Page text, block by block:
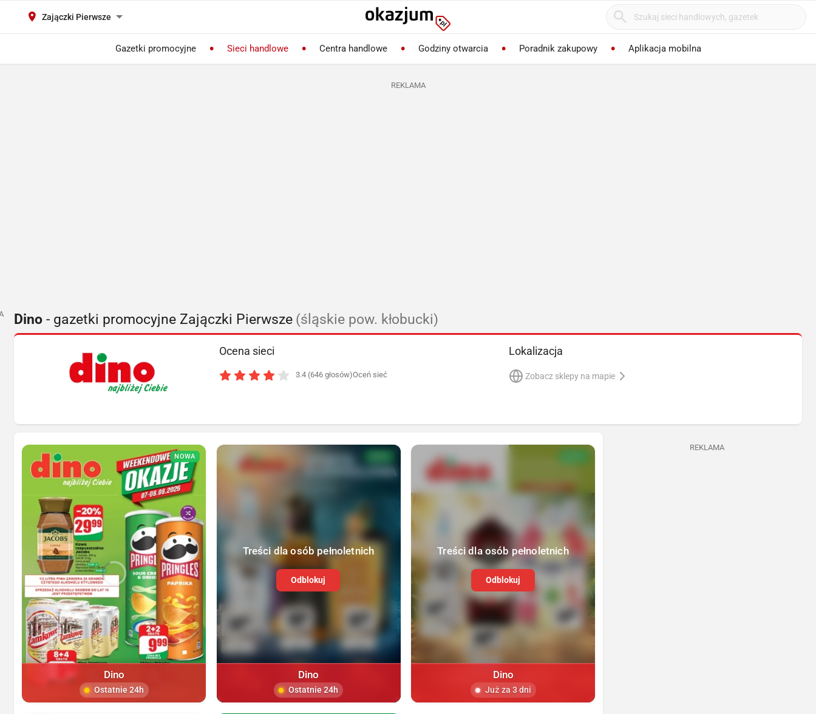
Zajączki Pierwsze
Gazetki promocyjne Sieci handlowe Centra handlowe Godziny otwarcia Poradnik zakupowy Aplikacja mobilna
REKLAMA
Dino - gazetki promocyjne Zajączki Pierwsze (śląskie pow. kłobucki)
Ocena sieci
3.4 (646 głosów)Oceń sieć
Lokalizacja
Zobacz sklepy na mapie
NOWA
Dino
Ostatnie 24h
Treści dla osób pełnoletnich
Odblokuj
Dino
Ostatnie 24h
Treści dla osób pełnoletnich
Odblokuj
Dino
Już za 3 dni
REKLAMA